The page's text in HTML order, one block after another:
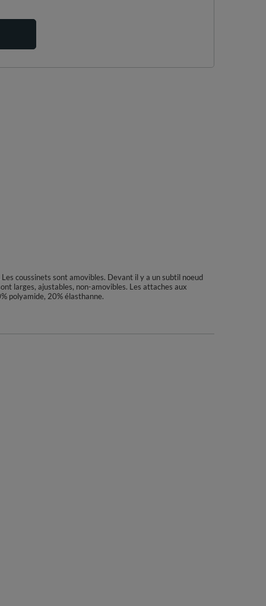
coussinets sont amovibles. Devant il y a un subtil noeud
larges, ajustables, non-amovibles. Les attaches aux
polyamide, 20% élasthanne.